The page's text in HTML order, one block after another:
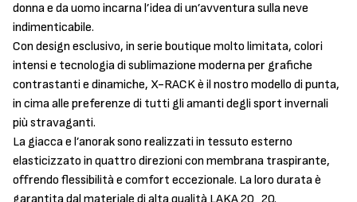
donna e da uomo incarna l’idea di un’avventura sulla neve
indimenticabile.
Con design esclusivo, in serie boutique molto limitata, colori
intensi e tecnologia di sublimazione moderna per grafiche
contrastanti e dinamiche, X-RACK è il nostro modello di punta,
in cima alle preferenze di tutti gli amanti degli sport invernali
più stravaganti.
La giacca e l’anorak sono realizzati in tessuto esterno
elasticizzato in quattro direzioni con membrana traspirante,
offrendo flessibilità e comfort eccezionale. La loro durata è